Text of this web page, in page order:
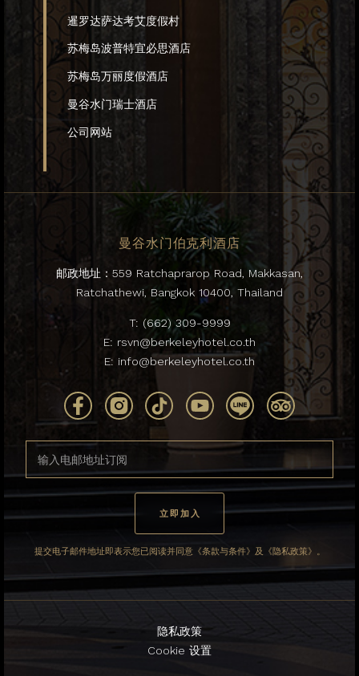
暹罗达萨达考艾度假村
苏梅岛波普特宜必思酒店
苏梅岛万丽度假酒店
曼谷水门瑞士酒店
公司网站
提交电子邮件地址即表示您已阅读并同意《条款与条件》及《隐私政策》。
曼谷水门伯克利酒店
邮政地址：559 Ratchaprarop Road, Makkasan,
Ratchathewi, Bangkok 10400, Thailand
T: (662) 309-9999
E: rsvn@berkeleyhotel.co.th
E: info@berkeleyhotel.co.th
隐私政策
Cookie 设置